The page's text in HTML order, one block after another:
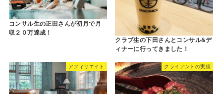
コンサル生の正田さんが初月で月
収２０万達成！
クラブ生の下田さんとコンサル&デ
ィナーに行ってきました！
アフィリエイト クライアントの実績